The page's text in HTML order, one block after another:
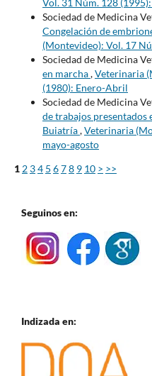
Vol. 31 Núm. 128
Sociedad de Medicina
Congelación de
(Montevideo): Vol. 17
Sociedad de Medicina
en marcha,Veterinaria
(1980): Enero-Abril
Sociedad de Medicina
de trabajos presentados
Buiatría,Veterinaria
mayo-agosto
1 2 34 5 678 9 10 > >>
Seguinos en:
Indizada en: